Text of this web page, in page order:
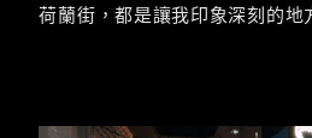
荷蘭街，都是讓我印象深刻的地